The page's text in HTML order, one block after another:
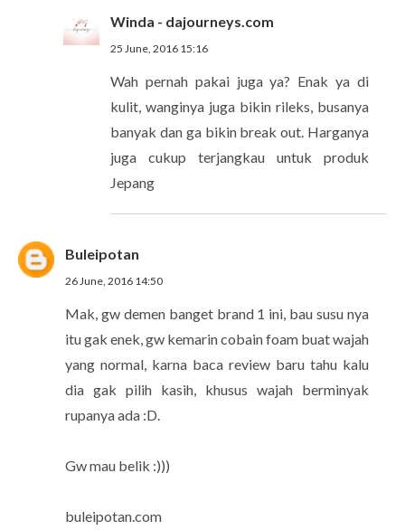
Winda - dajourneys.com
25 June, 2016 15:16
Wah pernah pakai juga ya? Enak ya di
kulit, wanginya juga bikin rileks, busanya
banyak dan ga bikin break out. Harganya
juga cukup terjangkau untuk produk
Jepang
Buleipotan
26 June, 2016 14:50
Mak, gw demen banget brand 1 ini, bau susu nya
itu gak enek, gw kemarin cobain foam buat wajah
yang normal, karna baca review baru tahu kalu
dia gak pilih kasih, khusus wajah berminyak
rupanya ada :D.
Gw mau belik :)))
buleipotan.com